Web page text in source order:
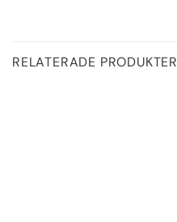
RELATERADE PRODUKTER